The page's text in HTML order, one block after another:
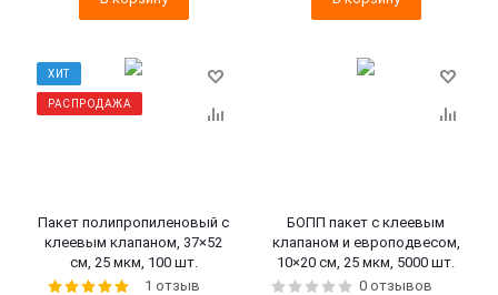
ХИТ
РАСПРОДАЖА
Пакет полипропиленовый с
клеевым клапаном, 37×52
см, 25 мкм, 100 шт.
1 отзыв
БОПП пакет с клеевым
клапаном и европодвесом,
10×20 см, 25 мкм, 5000 шт.
0 отзывов